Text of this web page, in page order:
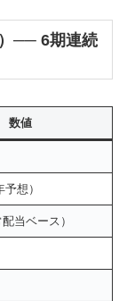
── 6期連続
数値
想）
当ベース）